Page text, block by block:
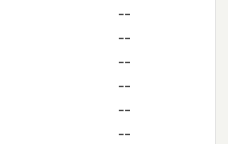
--
--
--
--
--
--